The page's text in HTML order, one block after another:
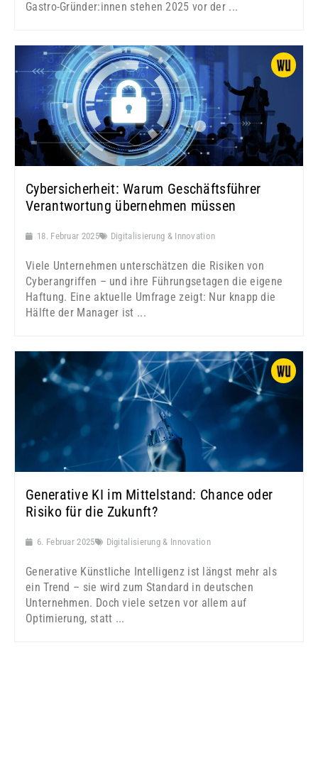
Gastro-Gründer:innen stehen 2025 vor der ...
Cybersicherheit: Warum Geschäftsführer
Verantwortung übernehmen müssen
18. Februar 2025 Digitalisierung & Innovation
Viele Unternehmen unterschätzen die Risiken von
Cyberangriffen – und ihre Führungsetagen die eigene
Haftung. Eine aktuelle Umfrage zeigt: Nur knapp die
Hälfte der Manager ist ...
Generative KI im Mittelstand: Chance oder
Risiko für die Zukunft?
6. Februar 2025 Digitalisierung & Innovation
Generative Künstliche Intelligenz ist längst mehr als
ein Trend – sie wird zum Standard in deutschen
Unternehmen. Doch viele setzen vor allem auf
Optimierung, statt ...